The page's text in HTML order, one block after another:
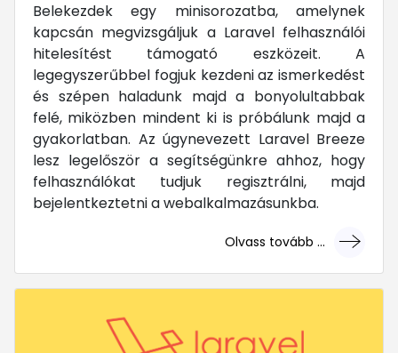
Belekezdek egy minisorozatba, amelynek
kapcsán megvizsgáljuk a Laravel felhasználói
hitelesítést támogató eszközeit. A
legegyszerűbbel fogjuk kezdeni az ismerkedést
és szépen haladunk majd a bonyolultabbak
felé, miközben mindent ki is próbálunk majd a
gyakorlatban. Az úgynevezett Laravel Breeze
lesz legelőször a segítségünkre ahhoz, hogy
felhasználókat tudjuk regisztrálni, majd
bejelentkeztetni a webalkalmazásunkba.
Olvass tovább ...
... mert megéri!